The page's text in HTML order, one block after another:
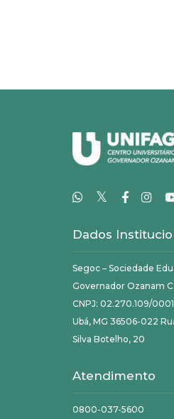
𝕏
Dados
Segoc – Sociedade
Governador Ozanam
CNPJ: 02.270.109/
Ubá, MG 36506-022
Silva Botelho, 20
Atendimento
0800-037-5600